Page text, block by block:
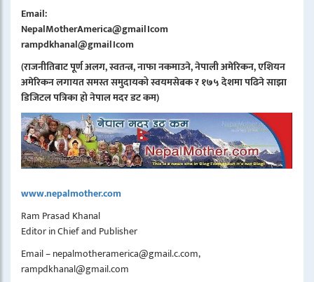
Email:
NepalMotherAmerica@gmail।com
rampdkhanal@gmail।com
(राजनीतिबाट पूर्ण अलग, स्वतन्त्र, नाफा नकमाउने, नेपाली अमेरिकन, एशियन
अमेरिकन लगायत समस्त समुदायको स्वयमसेबक र १७५ देशमा पढिने साझा
डिजिटल पत्रिका हो नेपाल मदर डट कम)
www.nepalmother.com
Ram Prasad Khanal
Editor in Chief and Publisher
Email – nepalmotheramerica@gmail.c.com,
rampdkhanal@gmail.com